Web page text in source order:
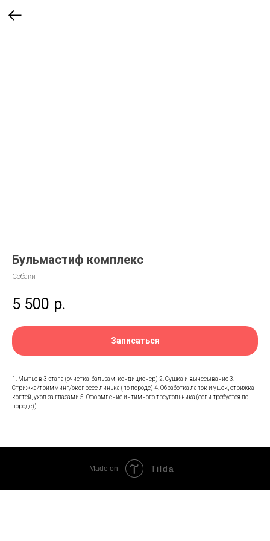
Бульмастиф комплекс
Собаки
5 500 р.
Записаться
1. Мытье в 3 этапа (очистка, бальзам, кондиционер) 2. Сушка и вычесывание 3.
Стрижка/тримминг/экспресс-линька (по породе) 4. Обработка лапок и ушек, стрижка
когтей, уход за глазами 5. Оформление интимного треугольника (если требуется по
породе))
Made on Tilda